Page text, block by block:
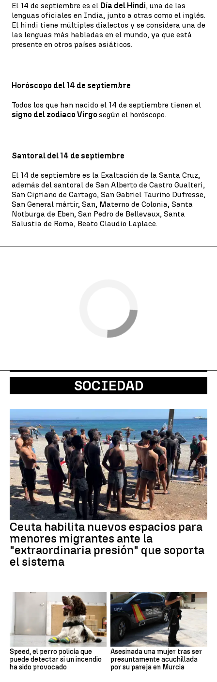
El 14 de septiembre es el Día del Hindi, una de las
lenguas oficiales en India, junto a otras como el inglés.
El hindi tiene múltiples dialectos y se considera una de
las lenguas más habladas en el mundo, ya que está
presente en otros países asiáticos.
Horóscopo del 14 de septiembre
Todos los que han nacido el 14 de septiembre tienen el
signo del zodiaco Virgo según el horóscopo.
Santoral del 14 de septiembre
El 14 de septiembre es la Exaltación de la Santa Cruz,
además del santoral de San Alberto de Castro Gualteri,
San Cipriano de Cartago, San Gabriel Taurino Dufresse,
San General mártir, San, Materno de Colonia, Santa
Notburga de Eben, San Pedro de Bellevaux, Santa
Salustia de Roma, Beato Claudio Laplace.
SOCIEDAD
Ceuta habilita nuevos espacios para
menores migrantes ante la
"extraordinaria presión" que soporta
el sistema
Speed, el perro policía que
puede detectar si un incendio
ha sido provocado
Asesinada una mujer tras ser
presuntamente acuchillada
por su pareja en Murcia